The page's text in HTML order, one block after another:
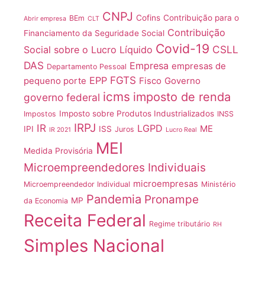
Abrir empresa BEm CLT CNPJ Cofins Contribuição para o
Financiamento da Seguridade Social Contribuição
Social sobre o Lucro Líquido Covid-19 CSLL
DAS Departamento Pessoal Empresa empresas de
pequeno porte EPP FGTS Fisco Governo
governo federal icms imposto de renda
Impostos Imposto sobre Produtos Industrializados INSS
IPI IR IR 2021 IRPJ ISS Juros LGPD Lucro Real ME
Medida Provisória MEI
Microempreendedores Individuais
Microempreendedor Individual microempresas Ministério
da Economia MP Pandemia Pronampe
Receita Federal Regime tributário RH
Simples Nacional